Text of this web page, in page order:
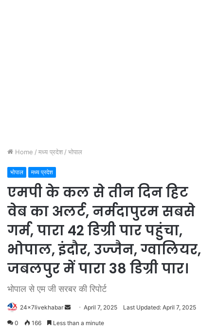
Home / मध्य प्रदेश / भोपाल
भोपाल मध्य प्रदेश
एमपी के कल से तीन दिन हिट
वेब का अलर्ट, नर्मदापुरम सबसे
गर्म, पारा 42 डिग्री पार पहुंचा,
भोपाल, इंदौर, उज्जैन, ग्वालियर,
जबलपुर में पारा 38 डिग्री पार।
भोपाल से एम जी सरबर की रिपोर्ट
24x7livekhabar
SendApril 7, 2025 Last Updated: April 7, 2025
0 166 Less than a minute